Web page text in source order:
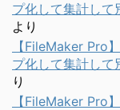
プ化して集計して
より
【FileMaker Pro
プ化して集計して
り
【FileMaker Pro